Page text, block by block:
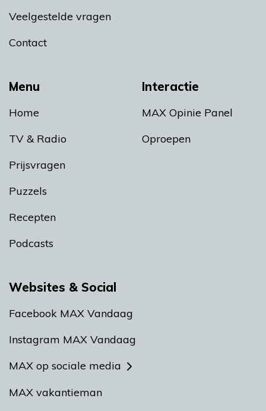
Menu
Home
TV & Radio
Prijsvragen
Puzzels
Recepten
Podcasts
Interactie
MAX Opinie Panel
Oproepen
Veelgestelde vragen
Contact
Websites & Social
Facebook MAX Vandaag
Instagram MAX Vandaag
MAX op sociale media
MAX vakantieman